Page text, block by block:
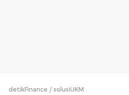
detikFinance solusiUKM